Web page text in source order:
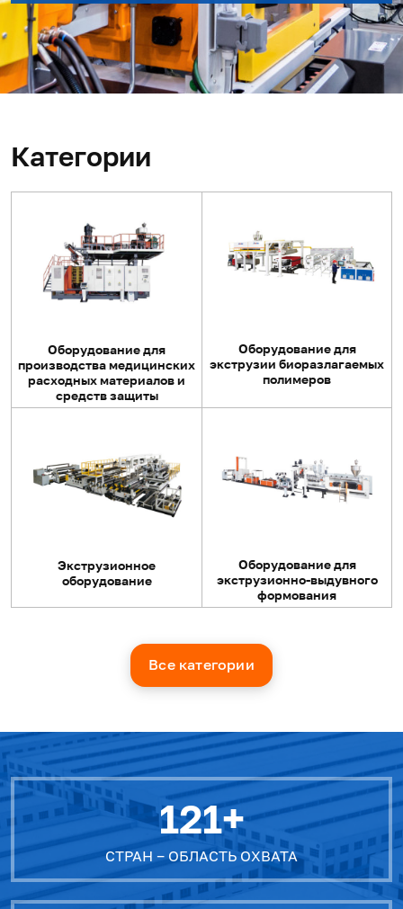
Категории
Оборудование для
производства медицинских
расходных материалов и
средств защиты
Оборудование для
экструзии биоразлагаемых
полимеров
Экструзионное
оборудование
Оборудование для
экструзионно-выдувного
формования
Все категории
121+
СТРАН ‒ ОБЛАСТЬ ОХВАТА